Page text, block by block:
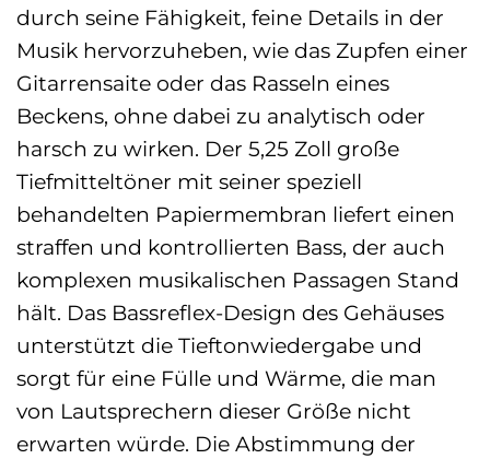
durch seine Fähigkeit, feine Details in der
Musik hervorzuheben, wie das Zupfen einer
Gitarrensaite oder das Rasseln eines
Beckens, ohne dabei zu analytisch oder
harsch zu wirken. Der 5,25 Zoll große
Tiefmitteltöner mit seiner speziell
behandelten Papiermembran liefert einen
straffen und kontrollierten Bass, der auch
komplexen musikalischen Passagen Stand
hält. Das Bassreflex-Design des Gehäuses
unterstützt die Tieftonwiedergabe und
sorgt für eine Fülle und Wärme, die man
von Lautsprechern dieser Größe nicht
erwarten würde. Die Abstimmung der